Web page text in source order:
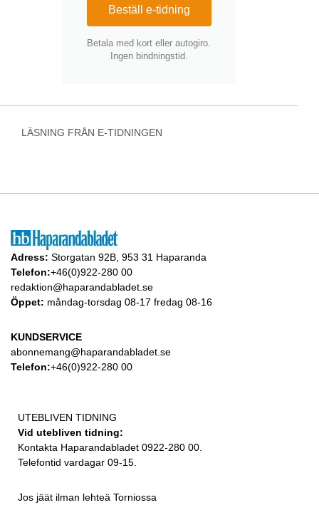
Beställ e-tidning
Betala med kort eller autogiro.
Ingen bindningstid.
LÄSNING FRÅN E-TIDNINGEN
Adress: Storgatan 92B, 953 31 Haparanda
Telefon:+46(0)922-280 00
redaktion@haparandabladet.se
Öppet: måndag-torsdag 08-17 fredag 08-16
KUNDSERVICE
abonnemang@haparandabladet.se
Telefon:+46(0)922-280 00
UTEBLIVEN TIDNING
Vid utebliven tidning:
Kontakta Haparandabladet 0922-280 00.
Telefontid vardagar 09-15.
Jos jäät ilman lehteä Torniossa